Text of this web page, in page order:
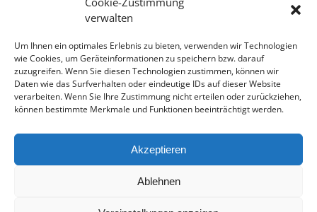
verwalten
Um Ihnen ein optimales Erlebnis zu bieten, verwenden wir Technologien
wie Cookies, um Geräteinformationen zu speichern bzw. darauf
zuzugreifen. Wenn Sie diesen Technologien zustimmen, können wir
Daten wie das Surfverhalten oder eindeutige IDs auf dieser Website
verarbeiten. Wenn Sie Ihre Zustimmung nicht erteilen oder zurückziehen,
können bestimmte Merkmale und Funktionen beeinträchtigt werden.
Akzeptieren
Ablehnen
Varia